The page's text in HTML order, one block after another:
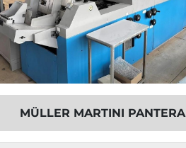
und
BEST FOR PUR
TWINFLEX mit
MÜLLER MARTINI PANTERA